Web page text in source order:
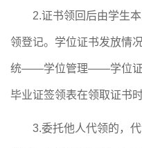
2.证书领回后由学生
领登记。学位证书发放情
统——学位管理——学位
毕业证签领表在领取证书
3.委托他人代领的，